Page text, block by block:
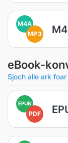
M4A
MP3
eBook-
Sjoch alle ark
EPUB
PDF